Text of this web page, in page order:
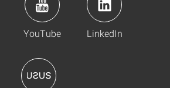
YouTube LinkedIn